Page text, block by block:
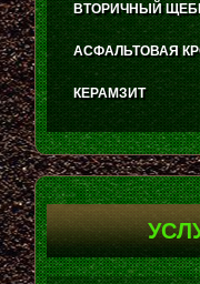
ВТОРИЧНЫЙ
АСФАЛЬТОВАЯ
КЕРАМЗИТ